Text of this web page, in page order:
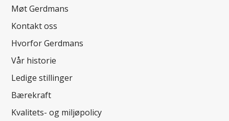
Møt Gerdmans
Kontakt oss
Hvorfor Gerdmans
Vår historie
Ledige stillinger
Bærekraft
Kvalitets- og miljøpolicy